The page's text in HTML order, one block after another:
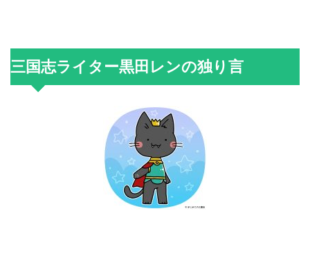
三国志ライター黒田レンの独り言